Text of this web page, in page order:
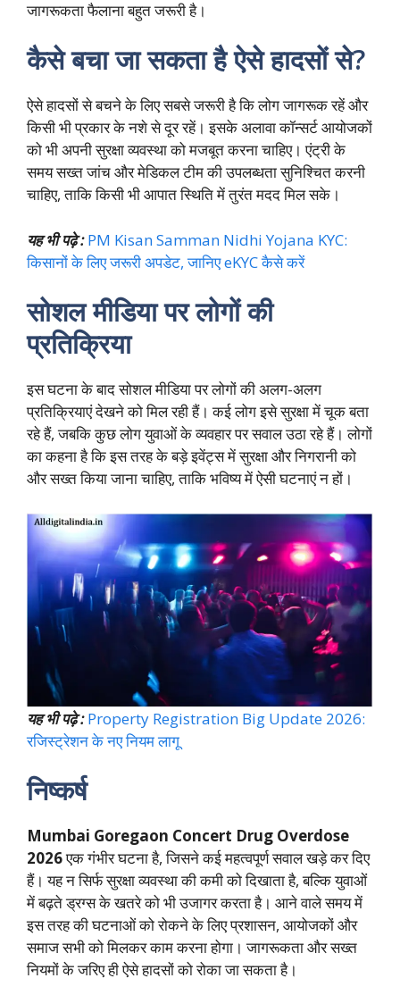
जागरूकता फैलाना बहुत जरूरी है।
कैसे बचा जा सकता है ऐसे हादसों से?
ऐसे हादसों से बचने के लिए सबसे जरूरी है कि लोग जागरूक रहें और
किसी भी प्रकार के नशे से दूर रहें। इसके अलावा कॉन्सर्ट आयोजकों
को भी अपनी सुरक्षा व्यवस्था को मजबूत करना चाहिए। एंट्री के
समय सख्त जांच और मेडिकल टीम की उपलब्धता सुनिश्चित करनी
चाहिए, ताकि किसी भी आपात स्थिति में तुरंत मदद मिल सके।
यह भी पढ़े : PM Kisan Samman Nidhi Yojana KYC:
किसानों के लिए जरूरी अपडेट, जानिए eKYC कैसे करें
सोशल मीडिया पर लोगों की
प्रतिक्रिया
इस घटना के बाद सोशल मीडिया पर लोगों की अलग-अलग
प्रतिक्रियाएं देखने को मिल रही हैं। कई लोग इसे सुरक्षा में चूक बता
रहे हैं, जबकि कुछ लोग युवाओं के व्यवहार पर सवाल उठा रहे हैं। लोगों
का कहना है कि इस तरह के बड़े इवेंट्स में सुरक्षा और निगरानी को
और सख्त किया जाना चाहिए, ताकि भविष्य में ऐसी घटनाएं न हों।
यह भी पढ़े : Property Registration Big Update 2026:
रजिस्ट्रेशन के नए नियम लागू
निष्कर्ष
Mumbai Goregaon Concert Drug Overdose
2026एक गंभीर घटना है, जिसने कई महत्वपूर्ण सवाल खड़े कर दिए
हैं। यह न सिर्फ सुरक्षा व्यवस्था की कमी को दिखाता है, बल्कि युवाओं
में बढ़ते ड्रग्स के खतरे को भी उजागर करता है। आने वाले समय में
इस तरह की घटनाओं को रोकने के लिए प्रशासन, आयोजकों और
समाज सभी को मिलकर काम करना होगा। जागरूकता और सख्त
नियमों के जरिए ही ऐसे हादसों को रोका जा सकता है।